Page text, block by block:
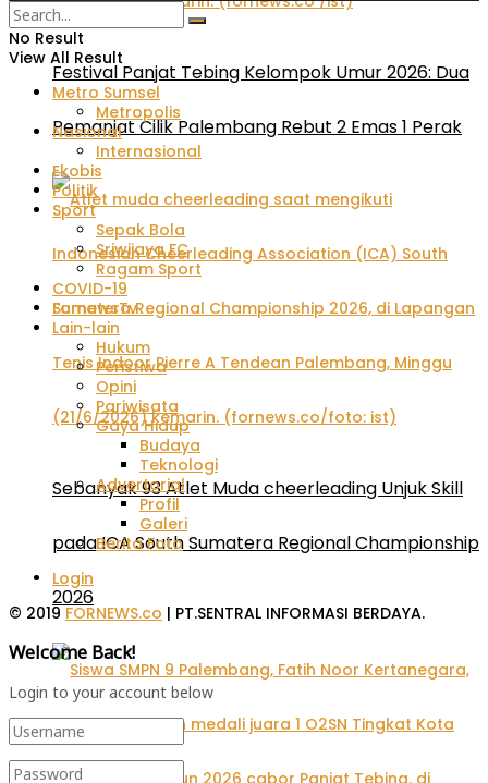
Festival Panjat Tebing Kelompok Umur 2026: Dua
Pemanjat Cilik Palembang Rebut 2 Emas 1 Perak
Sebanyak 93 Atlet Muda cheerleading Unjuk Skill
pada ICA South Sumatera Regional Championship
2026
No Result
View All Result
Metro Sumsel
Metropolis
Nasional
Internasional
Ekobis
Politik
Sport
Sepak Bola
Sriwijaya FC
Ragam Sport
COVID-19
FornewsTv
Lain-lain
Hukum
Peristiwa
Opini
Pariwisata
Gaya Hidup
Budaya
Teknologi
Advertorial
Profil
Galeri
Berita Foto
Login
© 2019FORNEWS.co | PT.SENTRAL INFORMASI BERDAYA.
Welcome Back!
Login to your account below